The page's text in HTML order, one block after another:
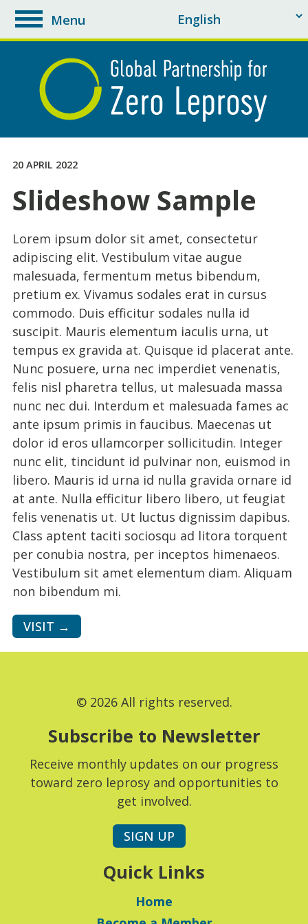
toggle
navigation
Menu
20 APRIL 2022
Slideshow Sample
Lorem ipsum dolor sit amet, consectetur
adipiscing elit. Vestibulum vitae augue
malesuada, fermentum metus bibendum,
pretium ex. Vivamus sodales erat in cursus
commodo. Duis efficitur sodales nulla id
suscipit. Mauris elementum iaculis urna, ut
tempus ex gravida at. Quisque id placerat ante.
Nunc posuere, urna nec imperdiet venenatis,
felis nisl pharetra tellus, ut malesuada massa
nunc nec dui. Interdum et malesuada fames ac
ante ipsum primis in faucibus. Maecenas ut
dolor id eros ullamcorper sollicitudin. Integer
nunc elit, tincidunt id pulvinar non, euismod in
libero. Mauris id urna id nulla gravida ornare id
at ante. Nulla efficitur libero libero, ut feugiat
felis venenatis ut. Ut luctus dignissim dapibus.
Class aptent taciti sociosqu ad litora torquent
per conubia nostra, per inceptos himenaeos.
Vestibulum sit amet elementum diam. Aliquam
non bibendum mi.
VISIT →
© 2026 All rights reserved.
Subscribe to Newsletter
Receive monthly updates on our progress
toward zero leprosy and opportunities to
get involved.
SIGN UP
Quick Links
Home